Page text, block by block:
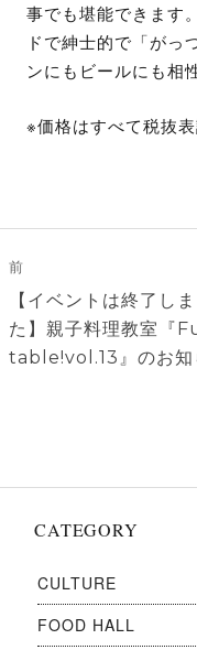
事でも堪能できます
ドで紳士的で「がっ
ンにもビールにも相
※価格はすべて税抜表
稿
ナ
ビ
ゲ
ン
前
前
の
投
【イベントは終了し
た】親子料理教室『
table!vol.13』のお知
CATEGORY
CULTURE
FOOD HALL